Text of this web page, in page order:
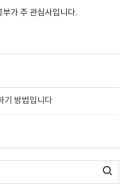
가 주 관심사입니다.
기 방법입니다